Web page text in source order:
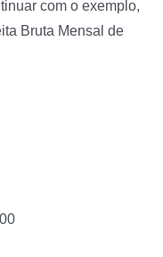
com o exemplo,
Bruta Mensal de